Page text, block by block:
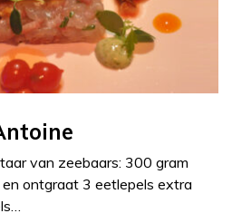
van zeebaars: 300 gram
ontgraat 3 eetlepels extra